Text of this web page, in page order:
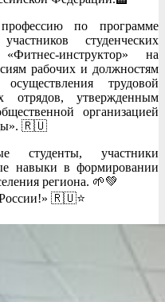
по программе
студенческих
инструктор» на
рабочих и должностям
трудовой
отрядов, утвержденным
организацией
🇷🇺
студенты, участники
навыки в формировании
региона. 🌱💚
России!» 🇷🇺⭐️